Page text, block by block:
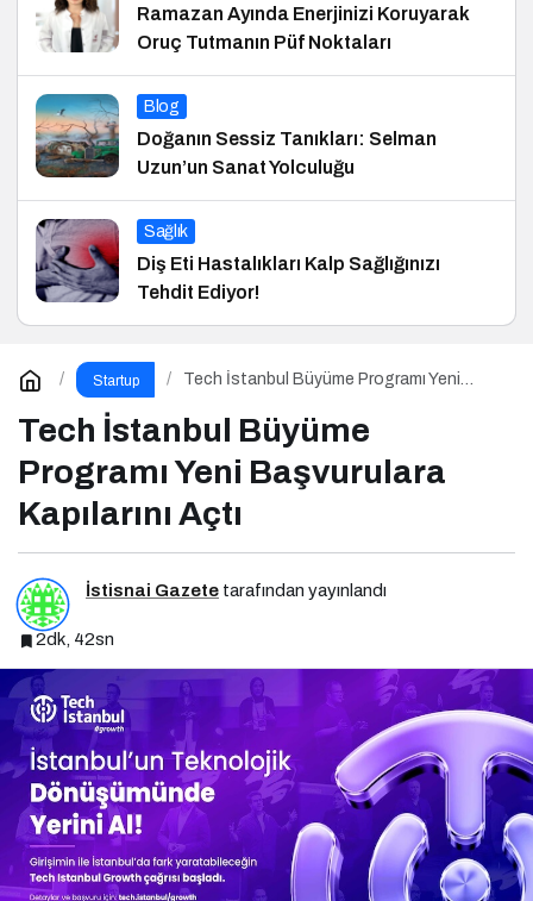
Ramazan Ayında Enerjinizi Koruyarak
Oruç Tutmanın Püf Noktaları
Blog
Doğanın Sessiz Tanıkları: Selman
Uzun’un Sanat Yolculuğu
Sağlık
Diş Eti Hastalıkları Kalp Sağlığınızı
Tehdit Ediyor!
Startup
Tech İstanbul Büyüme Programı Yeni
Tech İstanbul Büyüme
Programı Yeni Başvurulara
Kapılarını Açtı
İstisnai Gazete tarafından yayınlandı
2dk, 42sn